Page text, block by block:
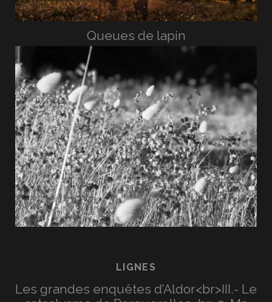
Queues de lapin
LIGNES
Les grandes enquêtes d’Aldor<br>III.- Le